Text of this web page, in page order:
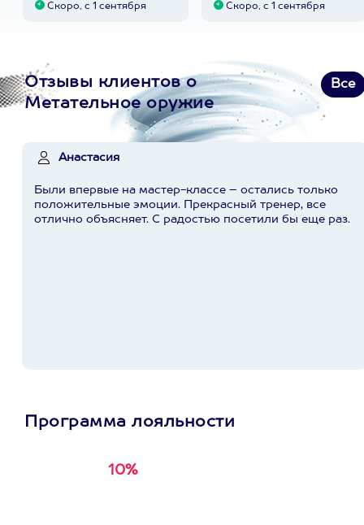
Скоро, с 1 сентября Скоро, с 1 сентября
Отзывы клиентов о
Метательное оружие
Все
Анастасия
Были впервые на мастер-классе – остались только
положительные эмоции. Прекрасный тренер, все
отлично объясняет. С радостью посетили бы еще раз.
Программа лояльности
10%